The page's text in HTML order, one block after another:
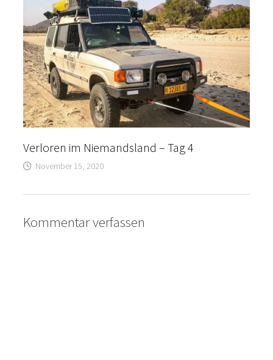
Verloren im Niemandsland – Tag 4
November 15, 2020
Kommentar verfassen